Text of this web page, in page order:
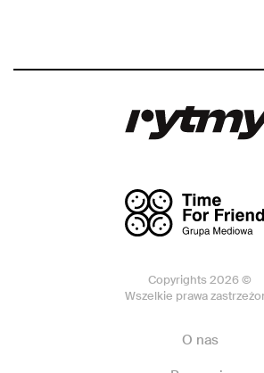
Copyrights 2026 ©
Wszelkie prawa
O nas